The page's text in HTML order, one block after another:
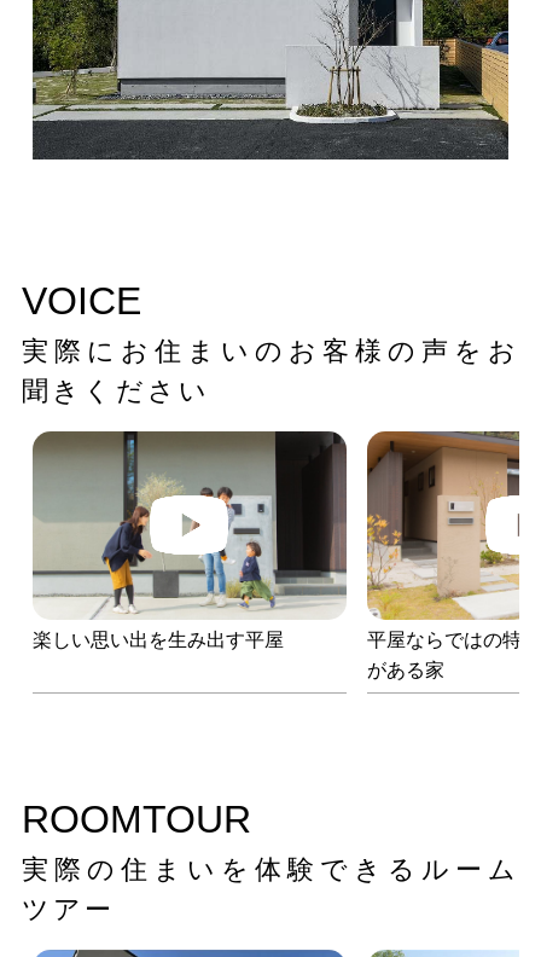
VOICE
実際にお住まいのお客様の声をお
聞きください
楽しい思い出を生み出す平屋
平屋ならではの特
がある家
ROOMTOUR
実際の住まいを体験できるルーム
ツアー